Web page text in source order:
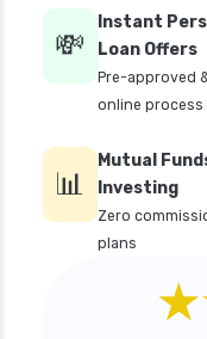
future generali
future generali
future generali
future generali
plan
future generali
insurance plan
future generali
future generali
💸
Instant
Loan Offers
Pre-approved
online process
📊
Mutual
Investing
Zero
plans